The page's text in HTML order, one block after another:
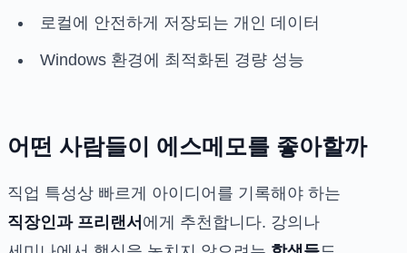
로컬에 안전하게 저장되는 개인 데이터
Windows 환경에 최적화된 경량 성능
어떤 사람들이 에스메모를 좋아할까
직업 특성상 빠르게 아이디어를 기록해야 하는
직장인과 프리랜서 에게 추천합니다. 강의나